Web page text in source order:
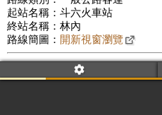
起站名稱：斗六火車站
終站名稱：林內
路線簡圖： 開新視窗瀏覽
附屬名稱：7128
車頭描述：斗六
林內
公車數量: 累計430、上線276